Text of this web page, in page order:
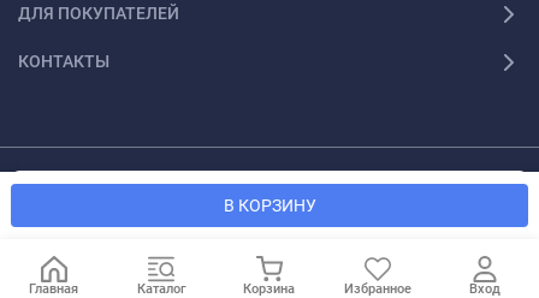
В КОРЗИНУ
ДЛЯ ПОКУПАТЕЛЕЙ
КОНТАКТЫ
Главная Каталог Корзина Избранное Вход